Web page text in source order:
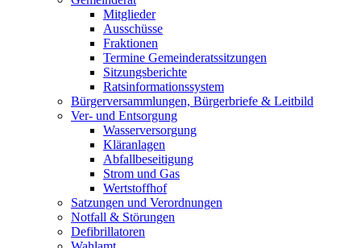
Mitglieder
Ausschüsse
Fraktionen
Termine Gemeinderatssitzungen
Sitzungsberichte
Ratsinformationssystem
Bürgerversammlungen, Bürgerbriefe & Leitbild
Ver- und Entsorgung
Wasserversorgung
Kläranlagen
Abfallbeseitigung
Strom und Gas
Wertstoffhof
Satzungen und Verordnungen
Notfall & Störungen
Defibrillatoren